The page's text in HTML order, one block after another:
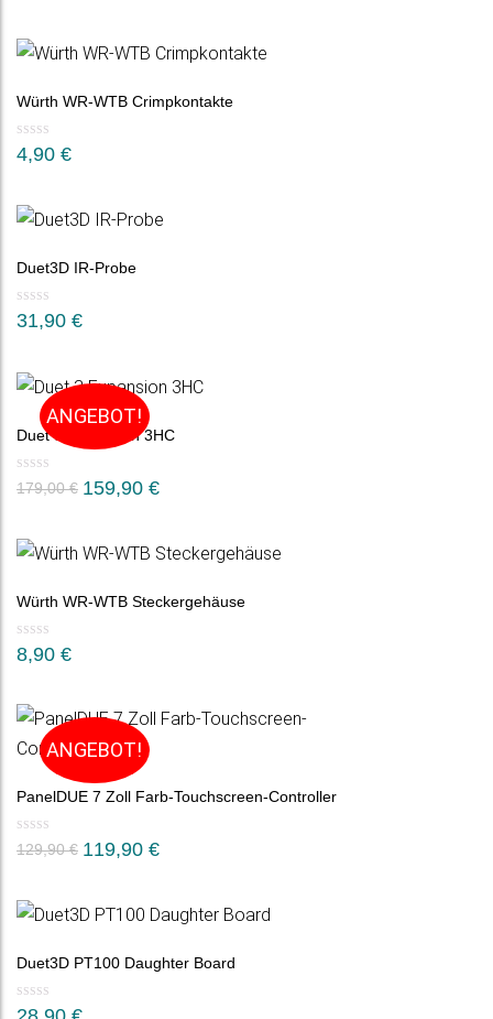
Würth WR-WTB Crimpkontakte
4,90 €
Duet3D IR-Probe
31,90 €
ANGEBOT!
Duet 3 Expansion 3HC
179,00€ Ursprünglicher
war:
159,90 €Aktueller
ist:
159,90 €.
Würth WR-WTB Steckergehäuse
8,90 €
ANGEBOT!
PanelDUE 7 Zoll Farb-Touchscreen-Controller
129,90€ Ursprünglicher
war:
119,90 €Aktueller
119,90 €.
Duet3D PT100 Daughter Board